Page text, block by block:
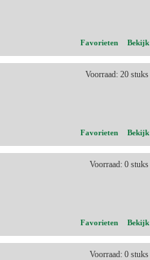
Favorieten Bekijk
Voorraad: 20 stuks
Favorieten Bekijk
Voorraad: 0 stuks
Favorieten Bekijk
Voorraad: 0 stuks